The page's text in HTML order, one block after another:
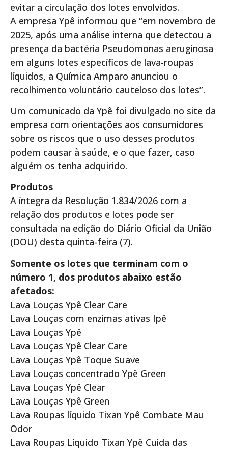
evitar a circulação dos lotes envolvidos.
A empresa Ypê informou que “em novembro de
2025, após uma análise interna que detectou a
presença da bactéria Pseudomonas aeruginosa
em alguns lotes específicos de lava-roupas
líquidos, a Química Amparo anunciou o
recolhimento voluntário cauteloso dos lotes”.
Um comunicado da Ypê foi divulgado no site da
empresa com orientações aos consumidores
sobre os riscos que o uso desses produtos
podem causar à saúde, e o que fazer, caso
alguém os tenha adquirido.
Produtos
A íntegra da Resolução 1.834/2026 com a
relação dos produtos e lotes pode ser
consultada na edição do Diário Oficial da União
(DOU) desta quinta-feira (7).
Somente os lotes que terminam com o
número 1, dos produtos abaixo estão
afetados:
Lava Louças Ypê Clear Care
Lava Louças com enzimas ativas Ipê
Lava Louças Ypê
Lava Louças Ypê Clear Care
Lava Louças Ypê Toque Suave
Lava Louças concentrado Ypê Green
Lava Louças Ypê Clear
Lava Louças Ypê Green
Lava Roupas líquido Tixan Ypê Combate Mau
Odor
Lava Roupas Líquido Tixan Ypê Cuida das